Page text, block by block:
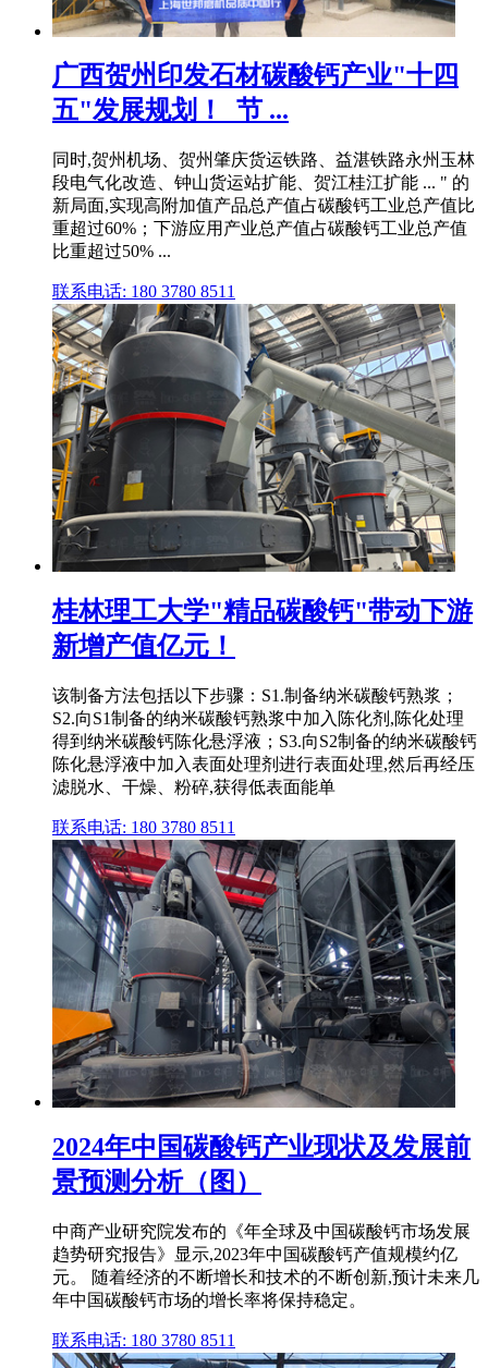
广西贺州印发石材碳酸钙产业"十四
五"发展规划！_节 ...
同时,贺州机场、贺州肇庆货运铁路、益湛铁路永州玉林
段电气化改造、钟山货运站扩能、贺江桂江扩能 ... " 的
新局面,实现高附加值产品总产值占碳酸钙工业总产值比
重超过60%；下游应用产业总产值占碳酸钙工业总产值
比重超过50% ...
联系电话: 180 3780 8511
桂林理工大学"精品碳酸钙"带动下游
新增产值亿元！
该制备方法包括以下步骤：S1.制备纳米碳酸钙熟浆；
S2.向S1制备的纳米碳酸钙熟浆中加入陈化剂,陈化处理
得到纳米碳酸钙陈化悬浮液；S3.向S2制备的纳米碳酸钙
陈化悬浮液中加入表面处理剂进行表面处理,然后再经压
滤脱水、干燥、粉碎,获得低表面能单
联系电话: 180 3780 8511
2024年中国碳酸钙产业现状及发展前
景预测分析（图）
中商产业研究院发布的《年全球及中国碳酸钙市场发展
趋势研究报告》显示,2023年中国碳酸钙产值规模约亿
元。 随着经济的不断增长和技术的不断创新,预计未来几
年中国碳酸钙市场的增长率将保持稳定。
联系电话: 180 3780 8511